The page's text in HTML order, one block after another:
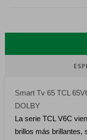
Smart Tv 65 TCL
DOLBY
La serie TCL V6C
brillos más brillantes,